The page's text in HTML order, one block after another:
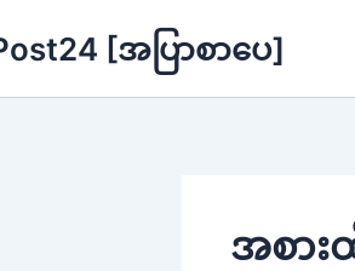
[အပြာစာပေ]
အစား